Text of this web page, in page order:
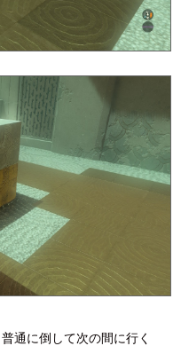
通に倒して次の間に行く